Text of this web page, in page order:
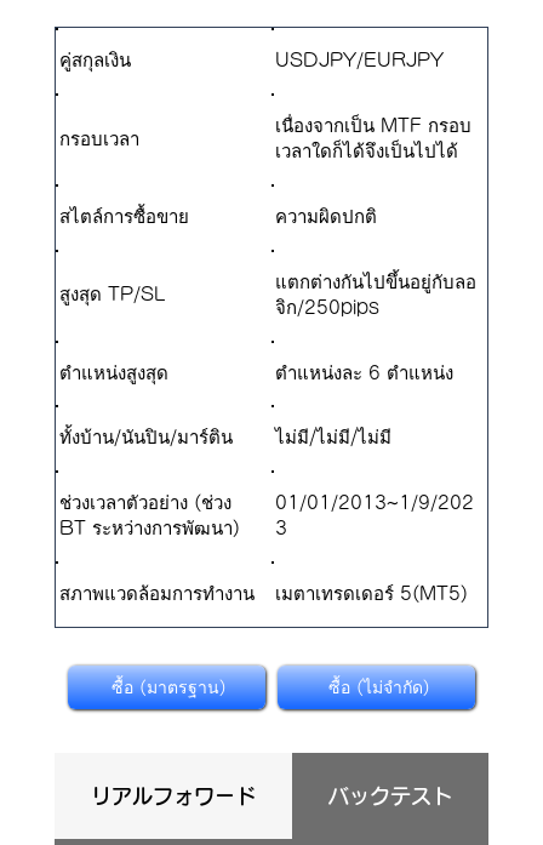
คู่สกุลเงิน USDJPY/EURJPY
กรอบเวลา
เนื่องจากเป็น MTF กรอบ
เวลาใดก็ได้จึงเป็นไปได้
สไตล์การซื้อขาย ความผิดปกติ
สูงสุด TP/SL
แตกต่างกันไปขึ้นอยู่กับลอ
จิก/250pips
ตำแหน่งสูงสุด ตำแหน่งละ 6 ตำแหน่ง
ทั้งบ้าน/นันปิน/มาร์ติน ไม่มี/ไม่มี/ไม่มี
ช่วงเวลาตัวอย่าง (ช่วง
BT ระหว่างการพัฒนา)
01/01/2013~1/9/202
3
สภาพแวดล้อมการทำงาน เมตาเทรดเดอร์ 5(MT5)
ซื้อ (มาตรฐาน) ซื้อ (ไม่จำกัด)
リアルフォワード バックテスト